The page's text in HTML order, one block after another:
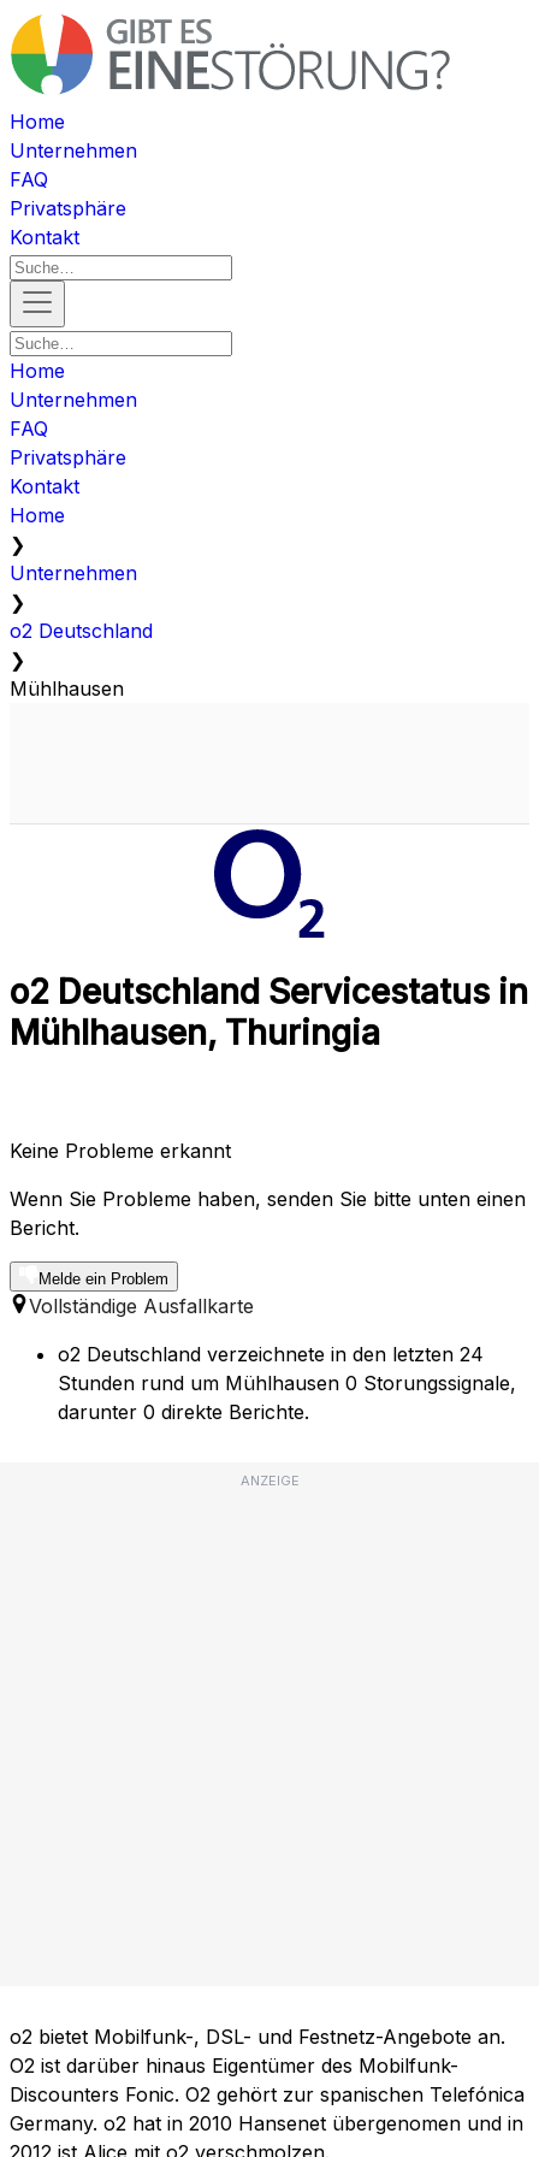
Home
Unternehmen
FAQ
Privatsphäre
Kontakt
Home
Unternehmen
FAQ
Privatsphäre
Kontakt
Home
❯
Unternehmen
❯
o2 Deutschland
❯
Mühlhausen
o2 Deutschland Servicestatus in
Mühlhausen, Thuringia
Keine Probleme erkannt
Wenn Sie Probleme haben, senden Sie bitte unten einen
Bericht.
Melde ein Problem
Vollständige Ausfallkarte
o2 Deutschland verzeichnete in den letzten 24
Stunden rund um Mühlhausen 0 Storungssignale,
darunter 0 direkte Berichte.
ANZEIGE
o2 bietet Mobilfunk-, DSL- und Festnetz-Angebote an.
O2 ist darüber hinaus Eigentümer des Mobilfunk-
Discounters Fonic. O2 gehört zur spanischen Telefónica
Germany. o2 hat in 2010 Hansenet übergenomen und in